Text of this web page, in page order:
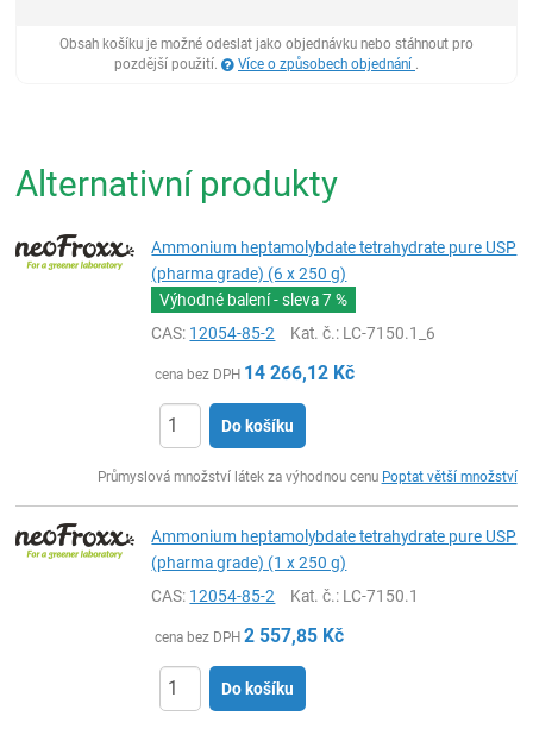
Obsah košíku je možné odeslat jako objednávku nebo stáhnout pro
pozdější použití.
Více o způsobech objednání
Alternativní produkty
Ammonium heptamolybdate tetrahydrate pure USP
(pharma grade) (6 x 250 g)
Výhodné balení - sleva7 %
CAS: 12054-85-2 Kat. č.: LC-7150.1_6
cena bez DPH 14 266,12 Kč
Do košíku
Průmyslová množství látek za výhodnou cenu Poptat větší množství
Ammonium heptamolybdate tetrahydrate pure USP
(pharma grade) (1 x 250 g)
CAS: 12054-85-2 Kat. č.: LC-7150.1
cena bez DPH 2 557,85 Kč
Do košíku